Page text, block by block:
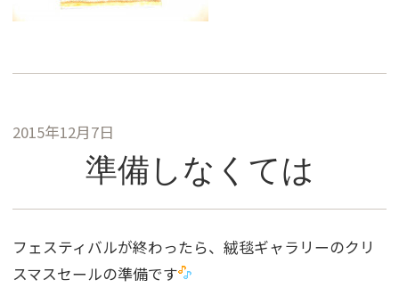
2015年12月7日
準備しなくては
フェスティバルが終わったら、絨毯ギャラリーのクリ
スマスセールの準備です